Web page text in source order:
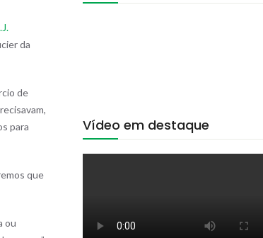
da
de
para
que
ou
Vídeo em destaque